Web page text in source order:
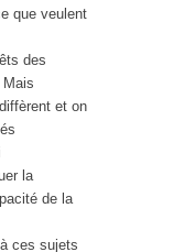
que veulent
des
et on
la
de la
ces sujets